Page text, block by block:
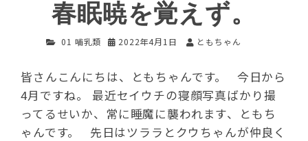
春眠暁を覚えず。
01 哺乳類 2022年4月1日 ともちゃん
皆さんこんにちは、ともちゃんです。 今日から
4月ですね。 最近セイウチの寝顔写真ばかり撮
ってるせいか、常に睡魔に襲われます、ともち
ゃんです。 先日はツララとクウちゃんが仲良く